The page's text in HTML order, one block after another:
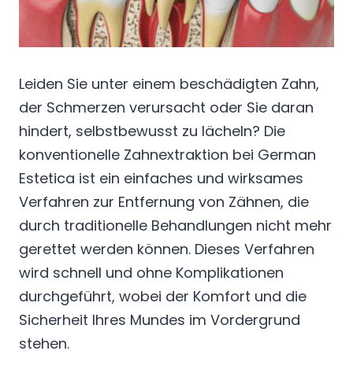
Leiden Sie unter einem beschädigten Zahn,
der Schmerzen verursacht oder Sie daran
hindert, selbstbewusst zu lächeln? Die
konventionelle Zahnextraktion bei German
Estetica ist ein einfaches und wirksames
Verfahren zur Entfernung von Zähnen, die
durch traditionelle Behandlungen nicht mehr
gerettet werden können. Dieses Verfahren
wird schnell und ohne Komplikationen
durchgeführt, wobei der Komfort und die
Sicherheit Ihres Mundes im Vordergrund
stehen.